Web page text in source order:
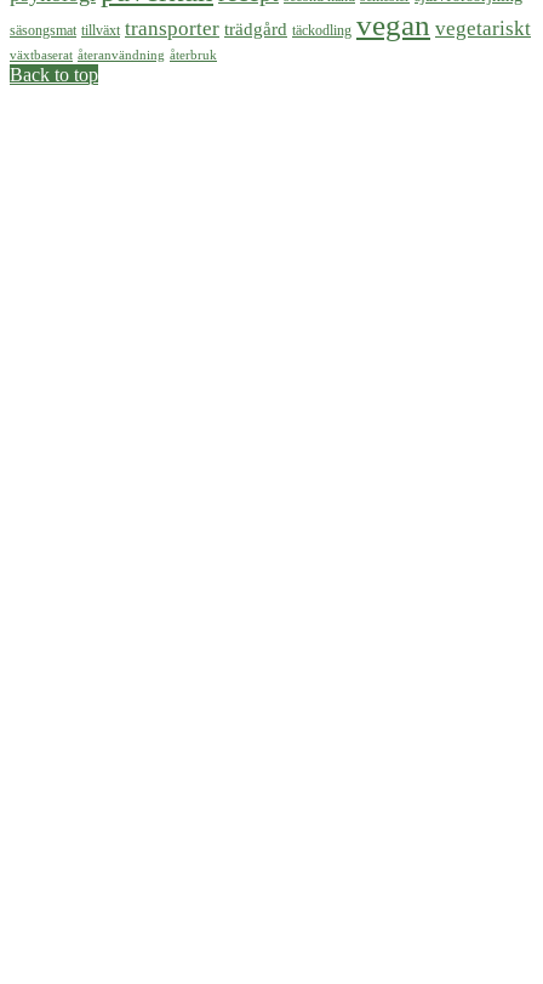
säsongsmat tillväxt transporter trädgård täckodling vegan vegetariskt
växtbaserat återanvändning återbruk
Back to top